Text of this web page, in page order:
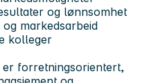
og lønnsomhet
markedsarbeid
kolleger
forretningsorientert,